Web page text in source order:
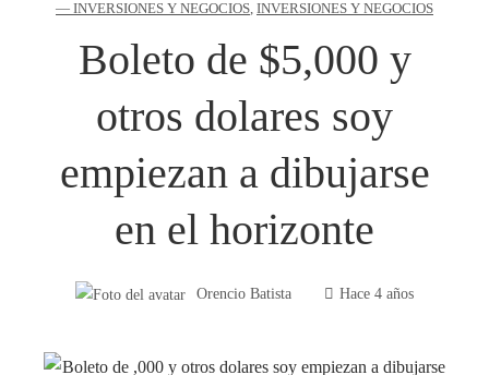
— INVERSIONES Y NEGOCIOS, INVERSIONES Y NEGOCIOS
Boleto de $5,000 y
otros dolares soy
empiezan a dibujarse
en el horizonte
Orencio Batista Hace 4 años